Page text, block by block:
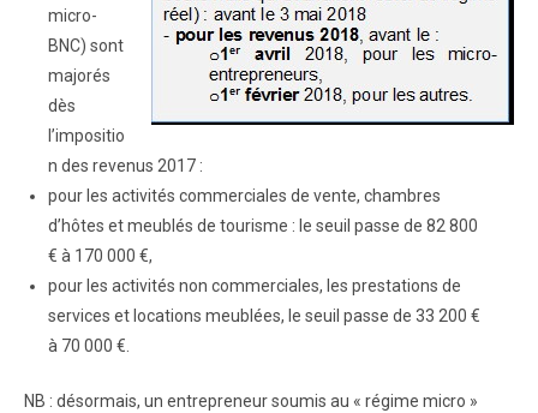
micro-
BNC) sont
majorés
dès
l’impositio
n des revenus 2017 :
pour les activités commerciales de vente, chambres
d’hôtes et meublés de tourisme : le seuil passe de 82 800
€ à 170 000 €,
pour les activités non commerciales, les prestations de
services et locations meublées, le seuil passe de 33 200 €
à 70 000 €.
NB : désormais, un entrepreneur soumis au « régime micro »